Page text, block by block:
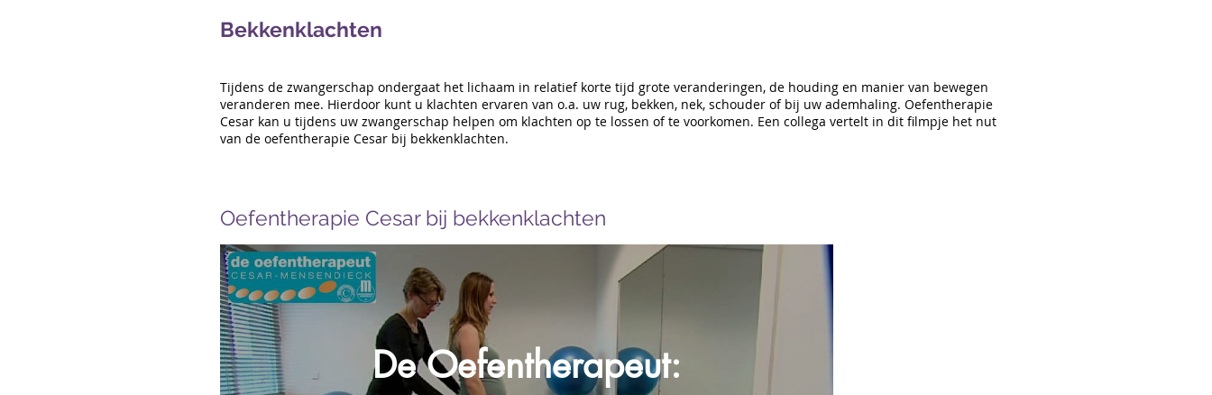
Bekkenklachten
Tijdens de zwangerschap ondergaat het lichaam in relatief korte tijd grote veranderingen, de houding en manier van bewegen
veranderen mee. Hierdoor kunt u klachten ervaren van o.a. uw rug, bekken, nek, schouder of bij uw ademhaling. Oefentherapie
Cesar kan u tijdens uw zwangerschap helpen om klachten op te lossen of te voorkomen. Een collega vertelt in dit filmpje het nut
van de oefentherapie Cesar bij bekkenklachten.
Oefentherapie Cesar bij bekkenklachten
De Oefentherapeut: